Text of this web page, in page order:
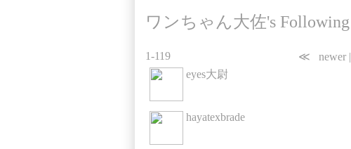
ワンちゃん大佐's Following
1-119 ≪ newer |
eyes大尉
hayatexbrade